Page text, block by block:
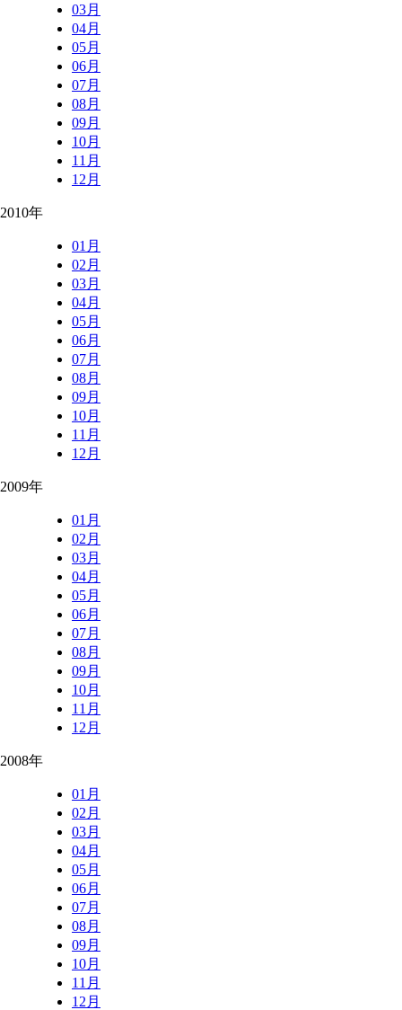
03月
04月
05月
06月
07月
08月
09月
10月
11月
12月
2010年
01月
02月
03月
04月
05月
06月
07月
08月
09月
10月
11月
12月
2009年
01月
02月
03月
04月
05月
06月
07月
08月
09月
10月
11月
12月
2008年
01月
02月
03月
04月
05月
06月
07月
08月
09月
10月
11月
12月